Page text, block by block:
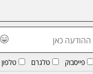
פייסבוק טלגרם טלפון